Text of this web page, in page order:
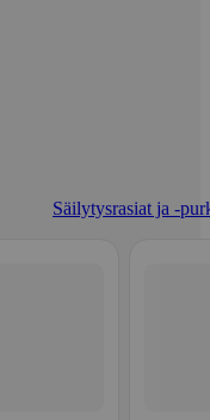
Säilytysrasiat ja -